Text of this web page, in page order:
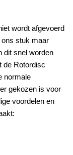
wordt afgevoerd
stuk maar
dit snel worden
de Rotordisc
normale
gekozen is voor
voordelen en